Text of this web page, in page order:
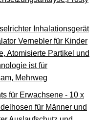
Inhalationsgerät
Vernebler für Kinder
Atomisierte Partikel und
ist für
Mehrweg
für Erwachsene - 10 x
für Männer und